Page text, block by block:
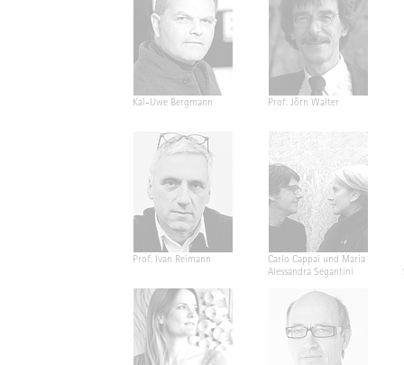
Kai-Uwe Bergmann Prof. Jörn Walter
Prof. Ivan Reimann
Carlo Cappai und Maria
Alessandra Segantini